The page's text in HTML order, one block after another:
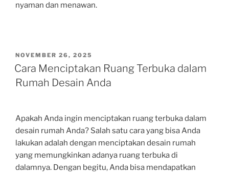
nyaman dan menawan.
POSTED
ON
NOVEMBER 26, 2025
Cara Menciptakan Ruang Terbuka dalam
Rumah Desain Anda
Apakah Anda ingin menciptakan ruang terbuka dalam
desain rumah Anda? Salah satu cara yang bisa Anda
lakukan adalah dengan menciptakan desain rumah
yang memungkinkan adanya ruang terbuka di
dalamnya. Dengan begitu, Anda bisa mendapatkan